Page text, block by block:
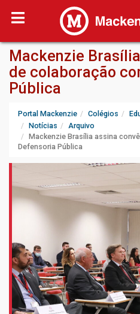
Mackenzie
de colaboração
Pública
Portal Mackenzie Colégios
Notícias
Arquivo
Mackenzie Brasília assina
Defensoria Pública